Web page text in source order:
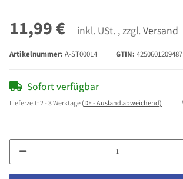
11,99 € inkl. USt. , zzgl. Versand
Artikelnummer: A-ST00014 GTIN: 4250601209487
Sofort verfügbar
Lieferzeit:2 - 3 Werktage(DE - Ausland abweichend)